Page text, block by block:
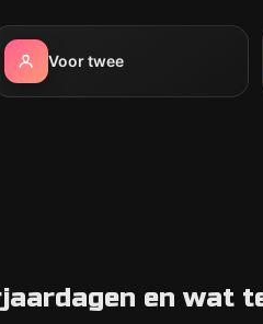
Voor twee
en wat